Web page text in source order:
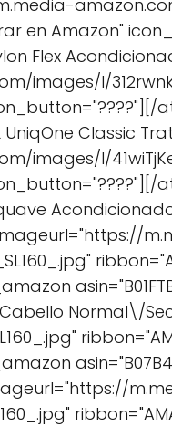
en Amazon"
Flex
I/
UniqOne Classic
I/
Normal\/